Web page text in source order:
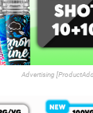
Advertising